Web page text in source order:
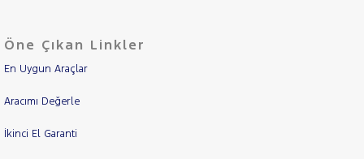
Öne Çıkan Linkler
En Uygun Araçlar
Aracımı Değerle
İkinci El Garanti